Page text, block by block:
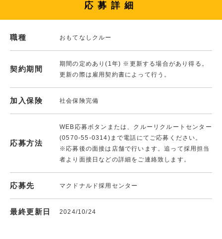
応募詳細
職種 おもてなしクルー
契約期間
期間の定めあり(1年) ※更新する場合があり得る。
更新の際は雇用契約書によって行う。
加入保険 社会保険完備
応募方法
WEB応募ボタンまたは、クルーリクルートセンター
(0570-55-0314)まで電話にてご応募ください。
※応募後の面接は店舗で行います。追って採用担当
者より面接日などの詳細をご連絡致します。
応募先 マクドナルド採用センター
最終更新日 2024/10/24